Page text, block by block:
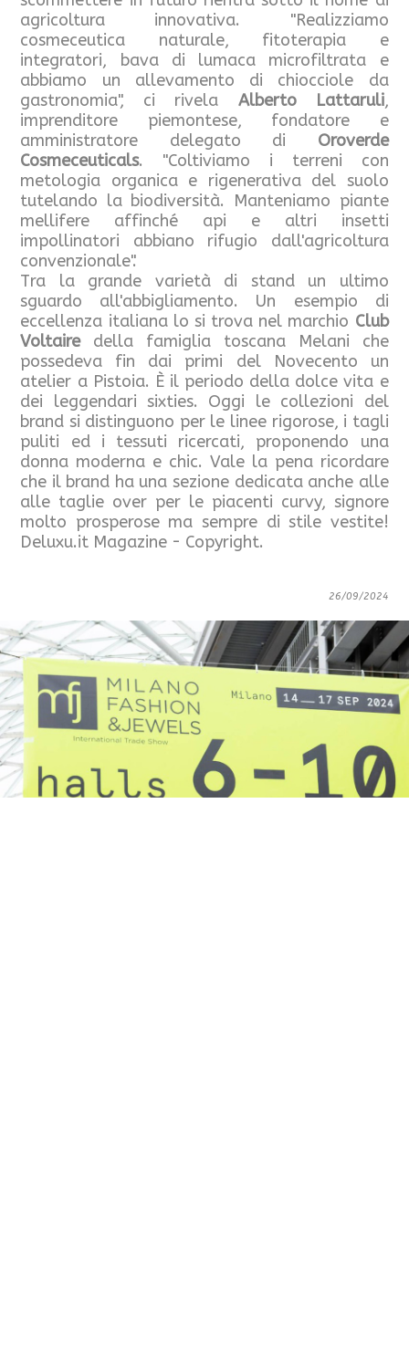
agricoltura innovativa. "Realizziamo
cosmeceutica naturale, fitoterapia e
integratori, bava di lumaca microfiltrata e
abbiamo un allevamento di chiocciole da
gastronomia", ci rivela Alberto Lattaruli,
imprenditore piemontese, fondatore e
amministratore delegato di Oroverde
Cosmeceuticals. "Coltiviamo i terreni con
metologia organica e rigenerativa del suolo
tutelando la biodiversità. Manteniamo piante
mellifere affinché api e altri insetti
impollinatori abbiano rifugio dall'agricoltura
convenzionale".
Tra la grande varietà di stand un ultimo
sguardo all'abbigliamento. Un esempio di
eccellenza italiana lo si trova nel marchio Club
Voltairedella famiglia toscana Melani che
possedeva fin dai primi del Novecento un
atelier a Pistoia. È il periodo della dolce vita e
dei leggendari sixties. Oggi le collezioni del
brand si distinguono per le linee rigorose, i tagli
puliti ed i tessuti ricercati, proponendo una
donna moderna e chic. Vale la pena ricordare
che il brand ha una sezione dedicata anche alle
alle taglie over per le piacenti curvy, signore
molto prosperose ma sempre di stile vestite!
Deluxu.it Magazine - Copyright.
26/09/2024